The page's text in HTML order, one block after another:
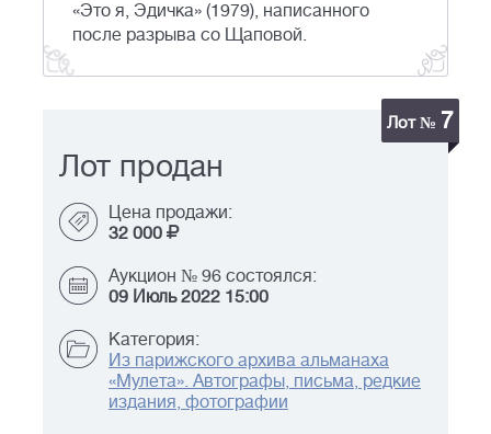
«Это я, Эдичка» (1979), написанного
после разрыва со Щаповой.
Лот № 7
Лот продан
Цена продажи:
32 000
Аукцион № 96 состоялся:
09 Июль 2022 15:00
Категория:
Из парижского архива альманаха
«Мулета». Автографы, письма, редкие
издания, фотографии